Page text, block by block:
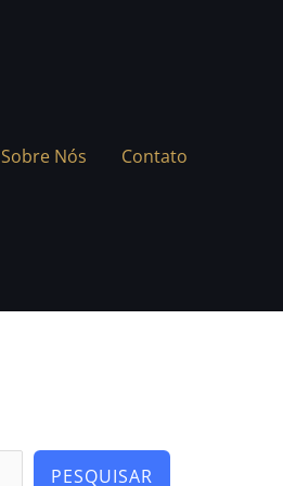
Sobre Nós Contato
PESQUISAR